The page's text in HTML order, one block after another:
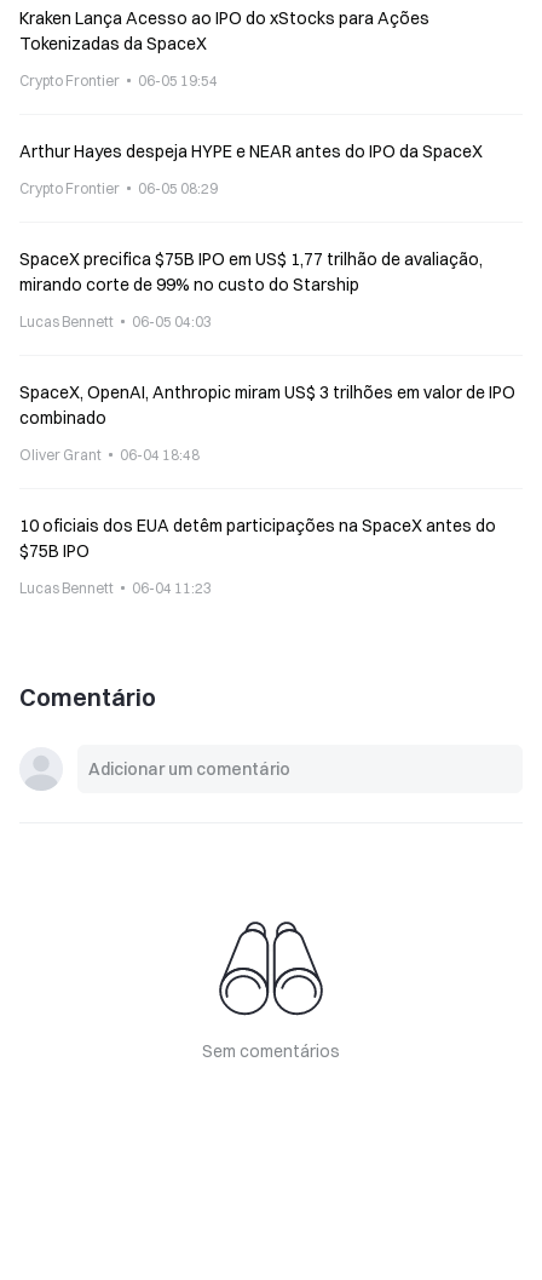
Kraken Lança Acesso ao IPO do xStocks para Ações
Tokenizadas da SpaceX
Crypto Frontier 06-05 19:54
Arthur Hayes despeja HYPE e NEAR antes do IPO da SpaceX
Crypto Frontier 06-05 08:29
SpaceX precifica $75B IPO em US$ 1,77 trilhão de avaliação,
mirando corte de 99% no custo do Starship
Lucas Bennett 06-05 04:03
SpaceX, OpenAI, Anthropic miram US$ 3 trilhões em valor de IPO
combinado
Oliver Grant 06-04 18:48
10 oficiais dos EUA detêm participações na SpaceX antes do
$75B IPO
Lucas Bennett 06-04 11:23
Comentário
Sem comentários